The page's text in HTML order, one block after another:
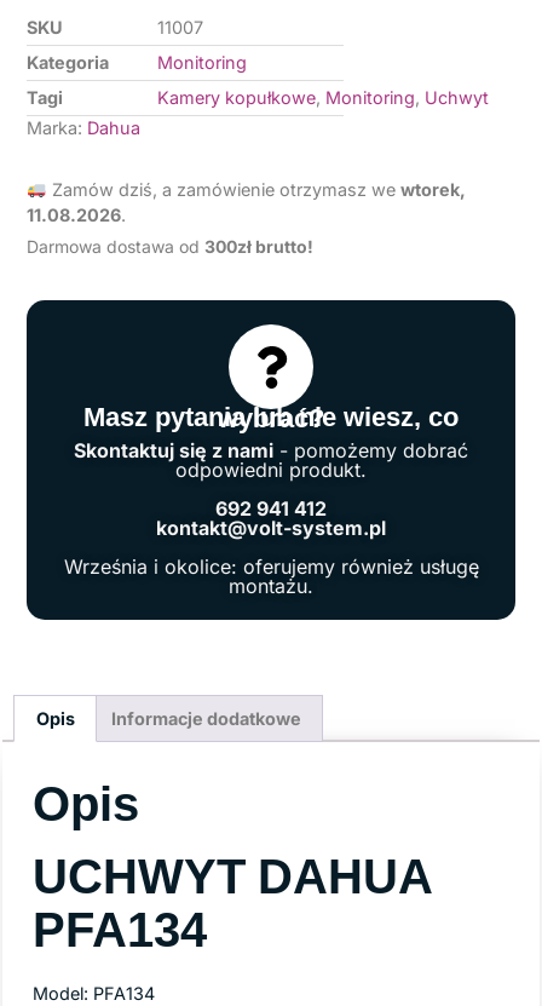
SKU
11007
Kategoria
Monitoring
Tagi
Kamery kopułkowe, Monitoring, Uchwyt
Marka: Dahua
Zamów dziś, a zamówienie otrzymasz we wtorek,
11.08.2026.
Darmowa dostawa od300zł brutto!
Masz pytania lub nie wiesz, co wybrać?
Skontaktuj się z nami - pomożemy dobrać
odpowiedni produkt.
692 941 412
kontakt@volt-system.pl
Września i okolice: oferujemy również usługę
montażu.
Opis Informacje dodatkowe
Opis
UCHWYT DAHUA
PFA134
Model: PFA134